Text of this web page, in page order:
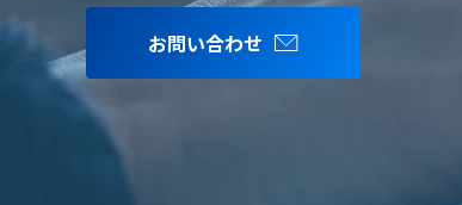
お問い合わせ